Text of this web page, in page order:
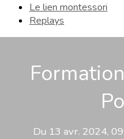
Le lien montessori
Replays
Du 13 avr. 2024,